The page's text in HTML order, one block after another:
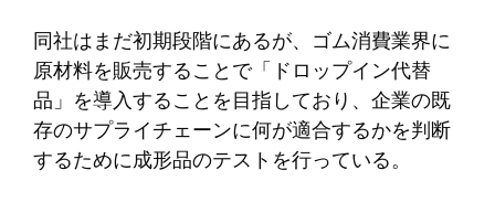
同社はまだ初期段階にあるが、ゴム消費業界に
原材料を販売することで「ドロップイン代替
品」を導入することを目指しており、企業の既
存のサプライチェーンに何が適合するかを判断
するために成形品のテストを行っている。